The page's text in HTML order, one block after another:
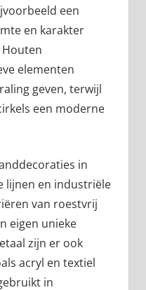
een
en karakter
elementen
geven, terwijl
een moderne
in
lijnen en industriële
van roestvrij
eigen unieke
zijn er ook
acryl en textiel
in